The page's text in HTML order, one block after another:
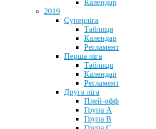
Календар
2019
Суперліга
Таблиця
Календар
Регламент
Перша ліга
Таблиця
Календар
Регламент
Друга ліга
Плей-офф
Група А
Група В